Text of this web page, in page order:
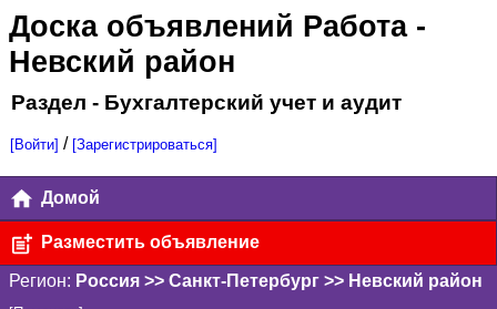
Доска объявлений Работа-
Невский район
Раздел - Бухгалтерский учет и аудит
[Войти] / [Зарегистрироваться]
Домой
Разместить объявление
Регион: Россия >> Санкт-Петербург >> Невский район